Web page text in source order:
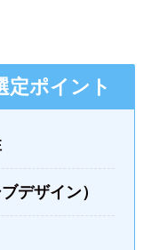
定ポイント
デザイン）